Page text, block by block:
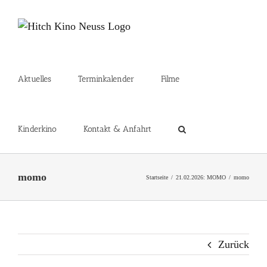
Inhalt
Aktuelles Terminkalender Filme
Kinderkino Kontakt & Anfahrt
momo Startseite 21.02.2026: MOMO momo
Zurück